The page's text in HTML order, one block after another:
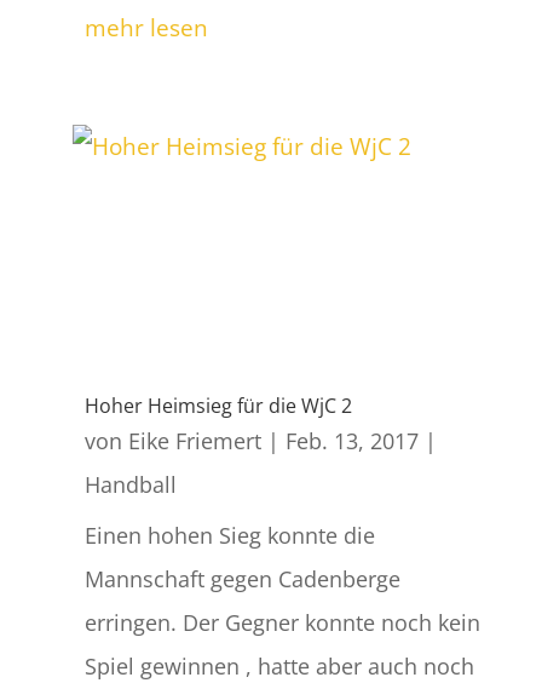
mehr lesen
Hoher Heimsieg für die WjC 2
von Eike Friemert| Feb. 13, 2017|
Handball
Einen hohen Sieg konnte die
Mannschaft gegen Cadenberge
erringen. Der Gegner konnte noch kein
Spiel gewinnen , hatte aber auch noch